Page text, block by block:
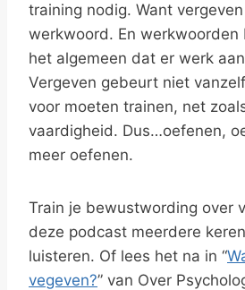
training nodig. Want
werkwoord. En werkwoorden
het algemeen dat er werk
Vergeven gebeurt niet
voor moeten trainen, net
vaardigheid. Dus…oefenen,
meer oefenen.
Train je bewustwording over
deze podcast meerdere
luisteren. Of lees het na in “
vegeven?” van Over